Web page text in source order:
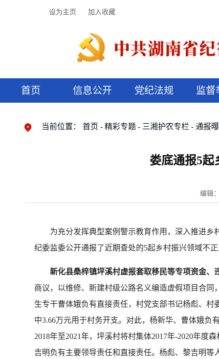
设为主页 加入收藏
首页 信息公开 党纪法规 监督
当前位置： 首页 精彩专题 三湘护农专栏 通报
娄底通报5起
编辑
为充分发挥典型案例警示教育作用，深入推进
纪委监委公开通报了近期查处的5起乡村振兴领域不
新化县桑梓镇坪溪村虚报套取移民等专项资金
商议，以维修、新建村级公路名义编造虚假项目合
生专干曹体娥负有直接责任，村党支部书记杨彪、
中3.66万元用于村务开支。对此，杨新华、曹体娥负
2018年至2021年，坪溪村将村集体2017年-2020年度
吉明负有主要领导责任和直接责任。杨彪、黎吉明